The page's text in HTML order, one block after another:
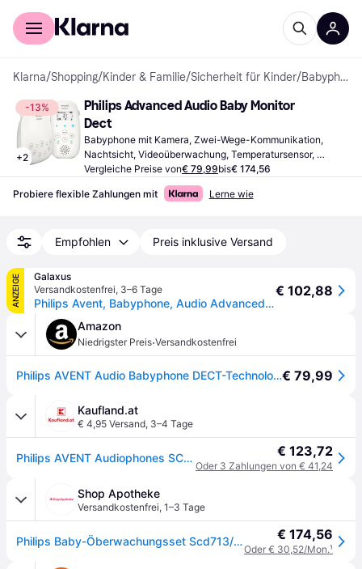
Für Shopper
Klarna/Shopping/Kinder & Familie/Sicherheit für Kinder/ Babyphones
-13%
+2
Philips Advanced Audio Baby Monitor
Dect
Babyphone mit Kamera, Zwei-Wege-Kommunikation,
Nachtsicht, Videoüberwachung, Temperatursensor,
Reichweite (im Haus): 164ft, Reichweite (im Freien):
Vergleiche Preise von€ 79,99bis€ 174,56
Probiere flexible Zahlungen mit Lerne wie
Empfohlen Preis inklusive Versand
ANZEIGE
Galaxus
Versandkostenfrei, 3–6 Tage
Philips Avent, Babyphone, Audio Advanced (Babyphone Audio, 330m)
€ 102,88
Amazon
Niedrigster Preis·Versandkostenfrei
Philips ‎AVENT Audio Babyphone DECT-Technologie, Eco-Mode, Gegensprechfunktion, Schlaf- und Nachtlieder, Temperatursensor, maximale Reichweite, weiß (Modell SCD713/26)€ 79,99
Kaufland.at
€ 4,95 Versand, 3–4 Tage
Philips AVENT Audiophones SCD713/26 DECT-Babyphone Advanced, 330 m, 50 m, 330 m, Grau, Weiß, LCD, AC, Akku € 123,72
Oder 3 Zahlungen von € 41,24
Shop Apotheke
Versandkostenfrei, 1–3 Tage
Philips Baby-Öberwachungsset Scd713/26 Avent Dect 1 St € 174,56
Oder € 30,52/Mon.¹